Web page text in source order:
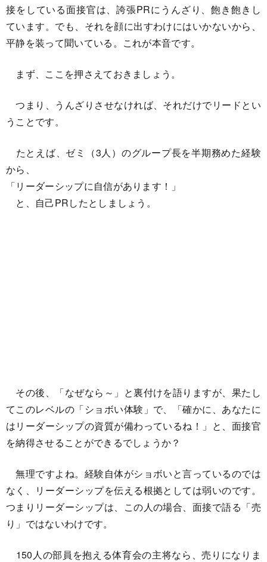
接をしている面接官は、誇張PRにうんざり、飽き飽きし
ています。でも、それを顔に出すわけにはいかないから、
平静を装って聞いている。これが本音です。
まず、ここを押さえておきましょう。
つまり、うんざりさせなければ、それだけでリードとい
うことです。
たとえば、ゼミ（3人）のグループ長を半期務めた経験
から、
「リーダーシップに自信があります！」
と、自己PRしたとしましょう。
その後、「なぜなら～」と裏付けを語りますが、果たし
てこのレベルの「ショボい体験」で、「確かに、あなたに
はリーダーシップの資質が備わっているね！」と、面接官
を納得させることができるでしょうか？
無理ですよね。経験自体がショボいと言っているのでは
なく、リーダーシップを伝える根拠としては弱いのです。
つまりリーダーシップは、この人の場合、面接で語る「売
り」ではないわけです。
150人の部員を抱える体育会の主将なら、売りになりま